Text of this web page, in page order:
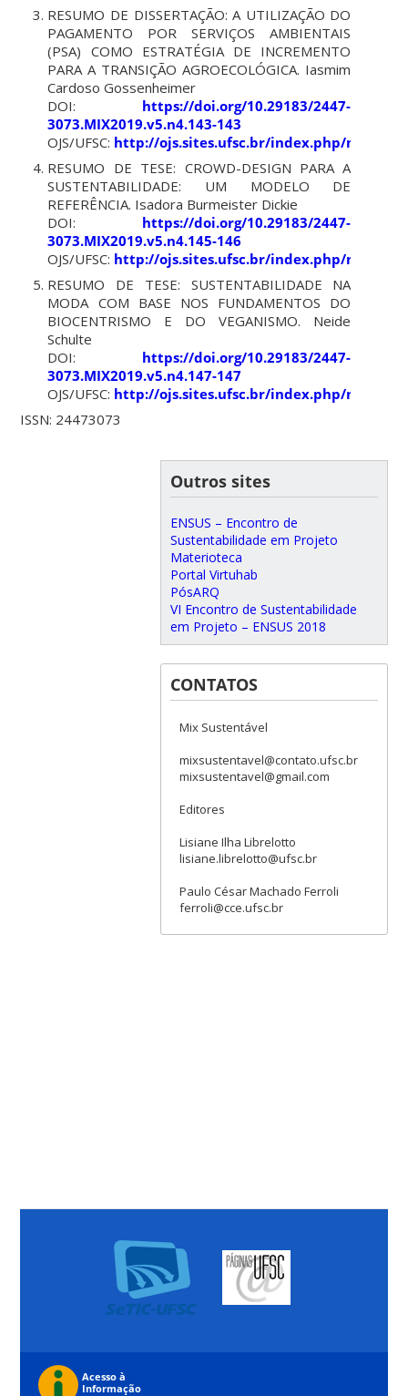
RESUMO DE DISSERTAÇÃO: A UTILIZAÇÃO DO
PAGAMENTO POR SERVIÇOS AMBIENTAIS
(PSA) COMO ESTRATÉGIA DE INCREMENTO
PARA A TRANSIÇÃO AGROECOLÓGICA. Iasmim
Cardoso Gossenheimer
DOI: https://doi.org/10.29183/2447-
3073.MIX2019.v5.n4.143-143
OJS/UFSC: http://ojs.sites.ufsc.br/index.php/
RESUMO DE TESE: CROWD-DESIGN PARA A
SUSTENTABILIDADE: UM MODELO DE
REFERÊNCIA. Isadora Burmeister Dickie
DOI: https://doi.org/10.29183/2447-
3073.MIX2019.v5.n4.145-146
OJS/UFSC: http://ojs.sites.ufsc.br/index.php/
RESUMO DE TESE: SUSTENTABILIDADE NA
MODA COM BASE NOS FUNDAMENTOS DO
BIOCENTRISMO E DO VEGANISMO. Neide
Schulte
DOI: https://doi.org/10.29183/2447-
3073.MIX2019.v5.n4.147-147
OJS/UFSC: http://ojs.sites.ufsc.br/index.php/
ISSN: 24473073
Outros sites
ENSUS – Encontro de
Sustentabilidade em Projeto
Materioteca
Portal Virtuhab
PósARQ
VI Encontro de Sustentabilidade
em Projeto – ENSUS 2018
CONTATOS
Mix Sustentável
mixsustentavel@contato.ufsc.br
mixsustentavel@gmail.com
Editores
Lisiane Ilha Librelotto
lisiane.librelotto@ufsc.br
Paulo César Machado Ferroli
ferroli@cce.ufsc.br